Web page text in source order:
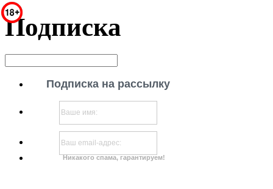
Подписка
Подписка на рассылку
Никакого спама, гарантируем!